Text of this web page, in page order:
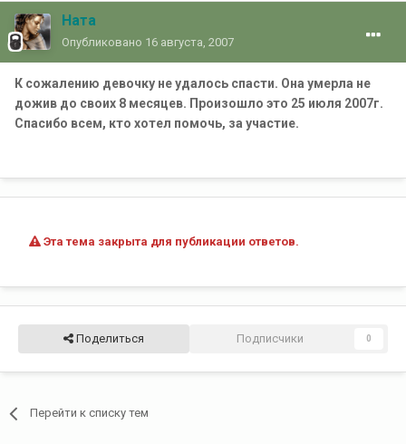
Ната
Опубликовано 16 августа, 2007
К сожалению девочку не удалось спасти. Она умерла не
дожив до своих 8 месяцев. Произошло это 25 июля 2007г.
Спасибо всем, кто хотел помочь, за участие.
Эта тема закрыта для публикации ответов.
Поделиться Подписчики 0
Перейти к списку тем